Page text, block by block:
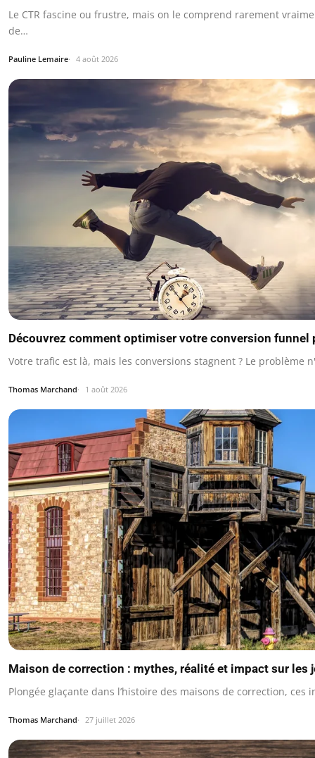
Le CTR fascine ou frustre, mais on le comprend rarement
de…
Pauline Lemaire 4 août 2026
Découvrez comment optimiser votre conversion funnel
Votre trafic est là, mais les conversions stagnent ? Le problème
Thomas Marchand 1 août 2026
Maison de correction : mythes, réalité et impact sur les
Plongée glaçante dans l’histoire des maisons de correction, ces
Thomas Marchand 27 juillet 2026